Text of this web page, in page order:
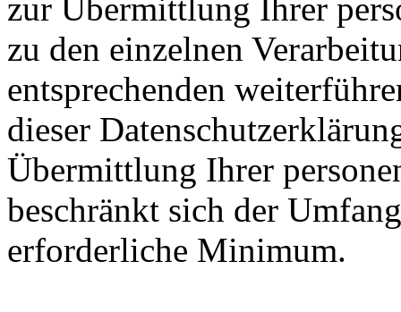
zur Übermittlung Ihrer
zu den einzelnen
entsprechenden
dieser
Übermittlung Ihrer
beschränkt sich der
erforderliche Minimum.